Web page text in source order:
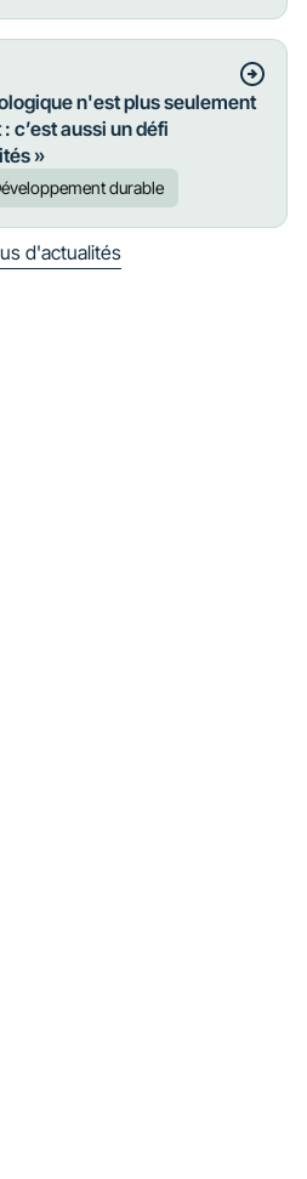
n'est plus seulement
c’est aussi un défi
»
durable
d'actualités